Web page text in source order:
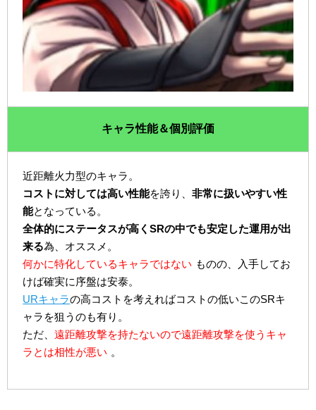
キャラ性能＆個別評価
近距離火力型のキャラ。
コストに対しては高い性能を誇り、非常に扱いやすい性
能となっている。
全体的にステータスが高くSRの中でも安定した運用が出
来る為、オススメ。
何かに特化しているキャラではない ものの、入手してお
けば確実に序盤は安泰。
URキャラの高コストを考えればコストの低いこのSRキ
ャラを狙うのも有り。
ただ、遠距離攻撃を持たないので遠距離攻撃を使うキャ
ラとは相性が悪い 。